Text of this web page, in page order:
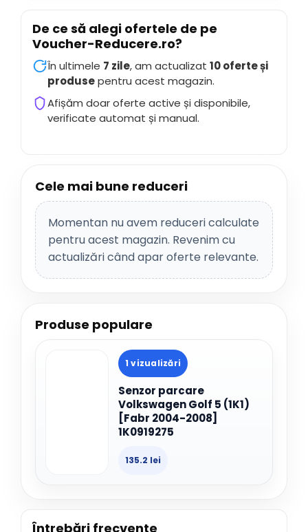
De ce să alegi ofertele de pe
Voucher-Reducere.ro?
În ultimele 7 zile, am actualizat 10 oferte și
produsepentru acest magazin.
Afișăm doar oferte active și disponibile,
verificate automat și manual.
Cele mai bune reduceri
Momentan nu avem reduceri calculate
pentru acest magazin. Revenim cu
actualizări când apar oferte relevante.
Produse populare
1 vizualizări
Senzor parcare
Volkswagen Golf 5 (1K1)
[Fabr 2004-2008]
1K0919275
135.2 lei
Întrebări frecvente